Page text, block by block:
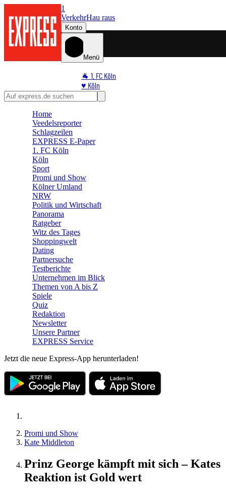
1
VerkehrHau raus
Konto
Menü
🐐 1. FC Köln
♥️ Köln
⭐ Promi
🛒 Shoppingwelt
Home
Veedelsreporter
Schlagzeilen
EXPRESS E-Paper
1. FC Köln
Köln
Sport
Promi und Show
Kölner Umland
NRW
Politik und Wirtschaft
Panorama
Ratgeber
Witz des Tages
Shoppingwelt
Dating
Partnersuche
Testberichte
Unternehmen im Blick
Themen von A bis Z
Spiele
Quiz
Redaktion
Newsletter
Unsere Partner
EXPRESS Service
Jetzt die neue Express-App herunterladen!
Promi und Show
Kate Middleton
Prinz George kämpft mit sich – Kates
Reaktion ist Gold wert